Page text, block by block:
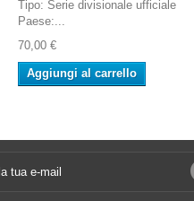
Tipo: Serie divisionale ufficiale
Paese:...
70,00 €
Aggiungi al carrello